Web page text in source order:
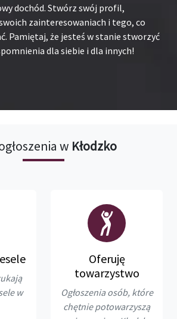
dochód. Stwórz swój profil,
zainteresowaniach i tego, co
Pamiętaj, że jesteś w stanie stworzyć
dla siebie i dla innych!
w Kłodzko
w
Oferuję
towarzystwo
Ogłoszenia osób, które
chętnie potowarzyszą